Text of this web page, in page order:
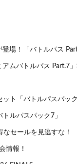
場！「バトルパス
ムバトルパス Part.7
ト「バトルパスパック
ルパスパック7」
なセールを見逃すな！
情報！